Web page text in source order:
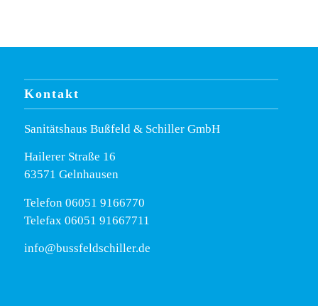
Kontakt
Sanitätshaus Bußfeld & Schiller GmbH
Hailerer Straße 16
63571 Gelnhausen
Telefon 06051 9166770
Telefax 06051 91667711
info@bussfeldschiller.de